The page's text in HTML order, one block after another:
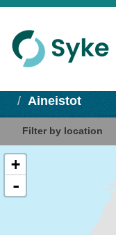
Aineistot
Filter by location
+
-